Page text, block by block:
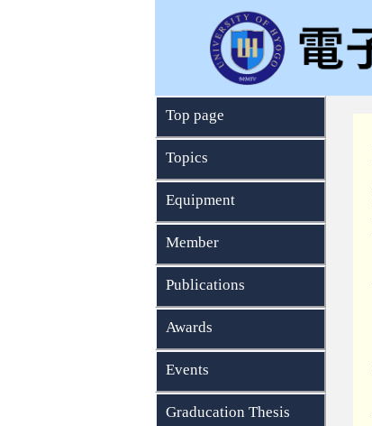
Top page
Topics
Equipment
Member
Publications
Awards
Events
Graducation Thesis